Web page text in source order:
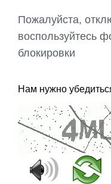
Пожалуйста,
воспользуйтесь
блокировки
Нам нужно